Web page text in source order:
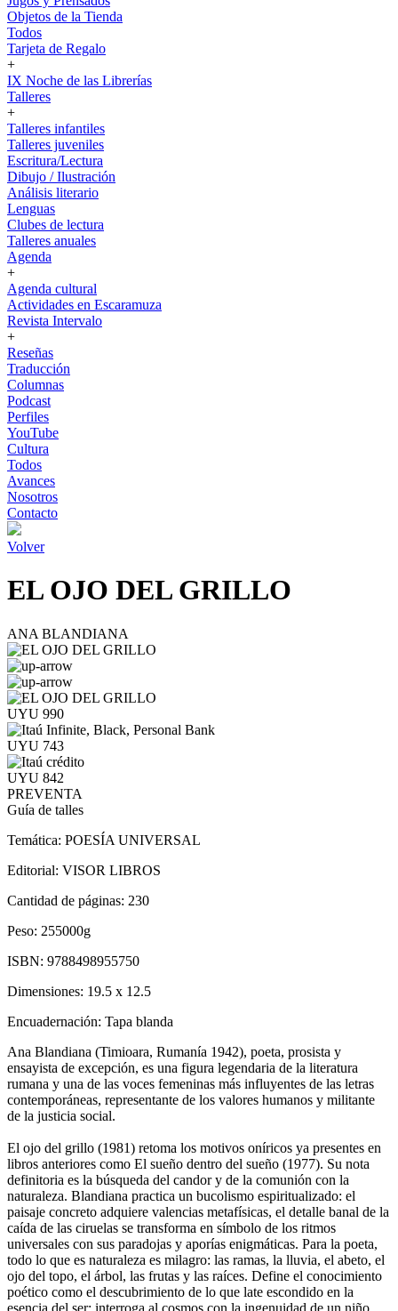
Objetos de la Tienda
Todos
Tarjeta de Regalo
+
IX Noche de las Librerías
Talleres
+
Talleres infantiles
Talleres juveniles
Escritura/Lectura
Dibujo / Ilustración
Análisis literario
Lenguas
Clubes de lectura
Talleres anuales
Agenda
+
Agenda cultural
Actividades en Escaramuza
Revista Intervalo
+
Reseñas
Traducción
Columnas
Podcast
Perfiles
YouTube
Cultura
Todos
Avances
Nosotros
Contacto
Volver
EL OJO DEL GRILLO
ANA BLANDIANA
UYU 990
UYU 743
UYU 842
PREVENTA
Guía de talles
Temática: POESÍA UNIVERSAL
Editorial: VISOR LIBROS
Cantidad de páginas: 230
Peso: 255000g
ISBN: 9788498955750
Dimensiones: 19.5 x 12.5
Encuadernación: Tapa blanda
Ana Blandiana (Timioara, Rumanía 1942), poeta, prosista y
ensayista de excepción, es una figura legendaria de la literatura
rumana y una de las voces femeninas más influyentes de las letras
contemporáneas, representante de los valores humanos y militante
de la justicia social.
El ojo del grillo (1981) retoma los motivos oníricos ya presentes en
libros anteriores como El sueño dentro del sueño (1977). Su nota
definitoria es la búsqueda del candor y de la comunión con la
naturaleza. Blandiana practica un bucolismo espiritualizado: el
paisaje concreto adquiere valencias metafísicas, el detalle banal de la
caída de las ciruelas se transforma en símbolo de los ritmos
universales con sus paradojas y aporías enigmáticas. Para la poeta,
todo lo que es naturaleza es milagro: las ramas, la lluvia, el abeto, el
ojo del topo, el árbol, las frutas y las raíces. Define el conocimiento
poético como el descubrimiento de lo que late escondido en la
esencia del ser; interroga al cosmos con la ingenuidad de un niño